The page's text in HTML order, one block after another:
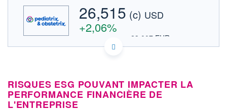
HISTORIQUE
ACTIONNAIRES
26,515 (c) USD
+2,06%
23,007 EUR
Cotation sur les autres places
RISQUES ESG POUVANT IMPACTER LA
PERFORMANCE FINANCIÈRE DE
L'ENTREPRISE